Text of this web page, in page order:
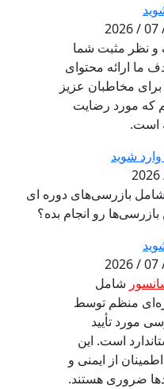
و نظر مثبت شما
ما ارائه محتوای
مخاطبان عزیز
که مورد رضایت
است.
شوید
شامل بازرسی‌های دوره ای
رو انجام بده؟
شامل
منظم توسط
مورد تأیید
است. این
از ایمنی و
ضروری هستند.